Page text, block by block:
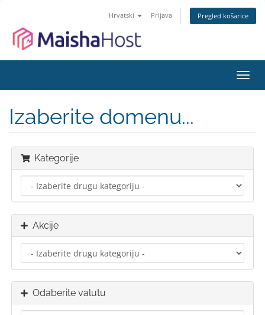
Hrvatski Prijava Pregled košarice
Izaberite domenu...
Kategorije
Akcije
Odaberite valutu